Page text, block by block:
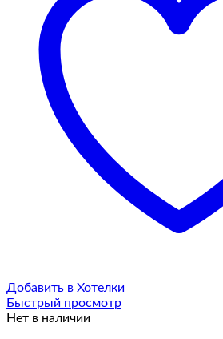
Добавить в Хотелки
Быстрый просмотр
Нет в наличии